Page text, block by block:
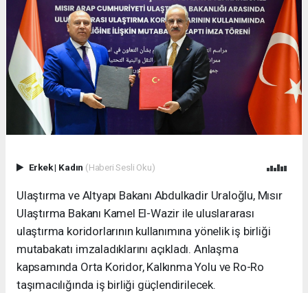
Erkek| Kadın (Haberi Sesli Oku)
Ulaştırma ve Altyapı Bakanı Abdulkadir Uraloğlu, Mısır
Ulaştırma Bakanı Kamel El-Wazir ile uluslararası
ulaştırma koridorlarının kullanımına yönelik iş birliği
mutabakatı imzaladıklarını açıkladı. Anlaşma
kapsamında Orta Koridor, Kalkınma Yolu ve Ro-Ro
taşımacılığında iş birliği güçlendirilecek.